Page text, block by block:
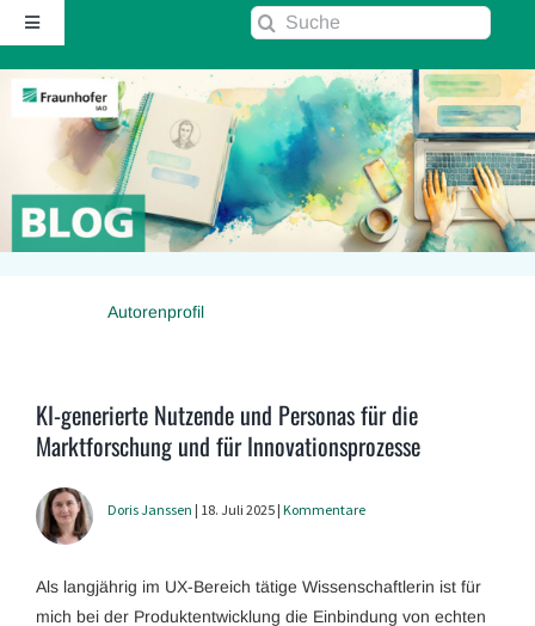
Zum
Inhalt
springen
Toggle
Navigation
Startseite
Über diesen Blog
Kontakt
Kommentarrichtlinie
Suche
Autorenprofil
KI-generierte Nutzende und Personas für die
Marktforschung und für Innovationsprozesse
Doris Janssen | 18. Juli 2025 | Kommentare
Als langjährig im UX-Bereich tätige Wissenschaftlerin ist für
mich bei der Produktentwicklung die Einbindung von echten